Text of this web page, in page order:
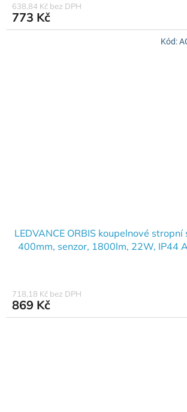
638,84 Kč bez DPH
773 Kč
LEDVANCE ORBIS koupelnové
400mm, senzor, 1800lm, 22W, IP44
718,18 Kč bez DPH
869 Kč
Kód: